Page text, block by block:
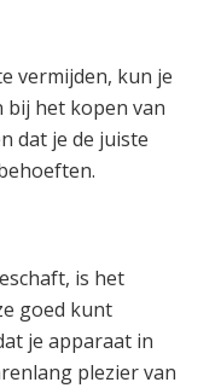
vermijden, kun je
bij het kopen van
dat je de juiste
is het
goed kunt
je apparaat in
plezier van